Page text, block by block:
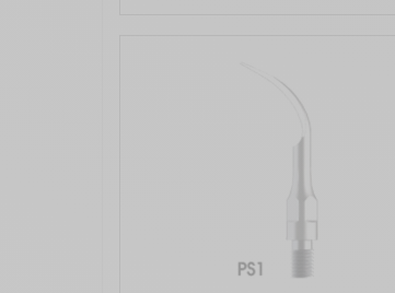
add_shopping_cart